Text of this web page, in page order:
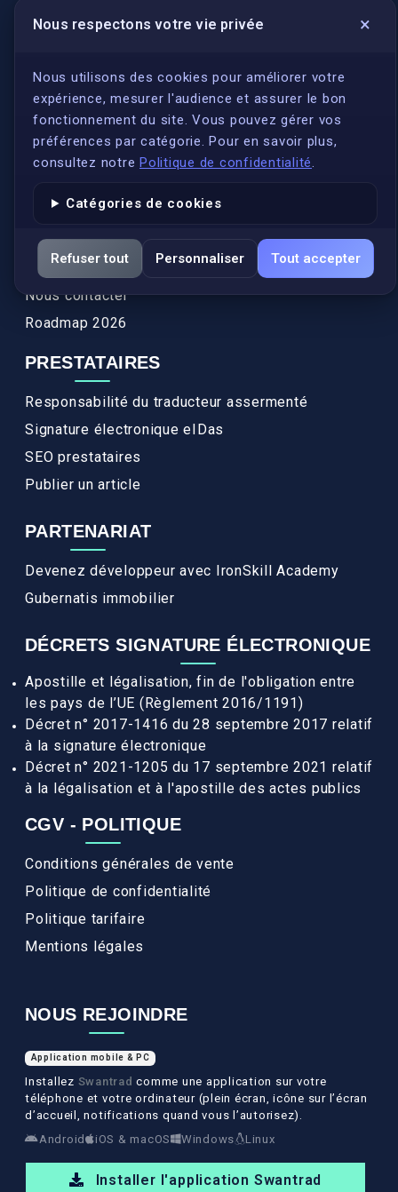
Nous respectons votre vie privée ×
Nous utilisons des cookies pour améliorer votre
expérience, mesurer l'audience et assurer le bon
fonctionnement du site. Vous pouvez gérer vos
préférences par catégorie. Pour en savoir plus,
consultez notre Politique de confidentialité.
Catégories de cookies
Refuser tout Personnaliser Tout accepter
LIENS UTILES
S'inscrire
Qui sommes-nous ?
Conformité
Annuaires des traducteurs assermentés
Actualités
Services
FAQ
Nous contacter
Roadmap 2026
PRESTATAIRES
Responsabilité du traducteur assermenté
Signature électronique eIDas
SEO prestataires
Publier un article
PARTENARIAT
Devenez développeur avec IronSkill Academy
Gubernatis immobilier
DÉCRETS SIGNATURE ÉLECTRONIQUE
Apostille et légalisation, fin de l'obligation entre
les pays de l’UE (Règlement 2016/1191)
Décret n° 2017-1416 du 28 septembre 2017 relatif
à la signature électronique
Décret n° 2021-1205 du 17 septembre 2021 relatif
à la légalisation et à l'apostille des actes publics
CGV - POLITIQUE
Conditions générales de vente
Politique de confidentialité
Politique tarifaire
Mentions légales
NOUS REJOINDRE
Application mobile & PC
Installez Swantrad comme une application sur votre
téléphone et votre ordinateur (plein écran, icône sur l’écran
d’accueil, notifications quand vous l’autorisez).
Android
iOS & macOS Windows Linux
Installer l'application Swantrad